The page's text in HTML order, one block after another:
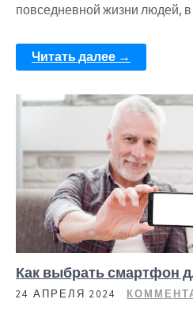
повседневной жизни людей,
Читать далее →
Как выбрать смартфон
24 АПРЕЛЯ 2024